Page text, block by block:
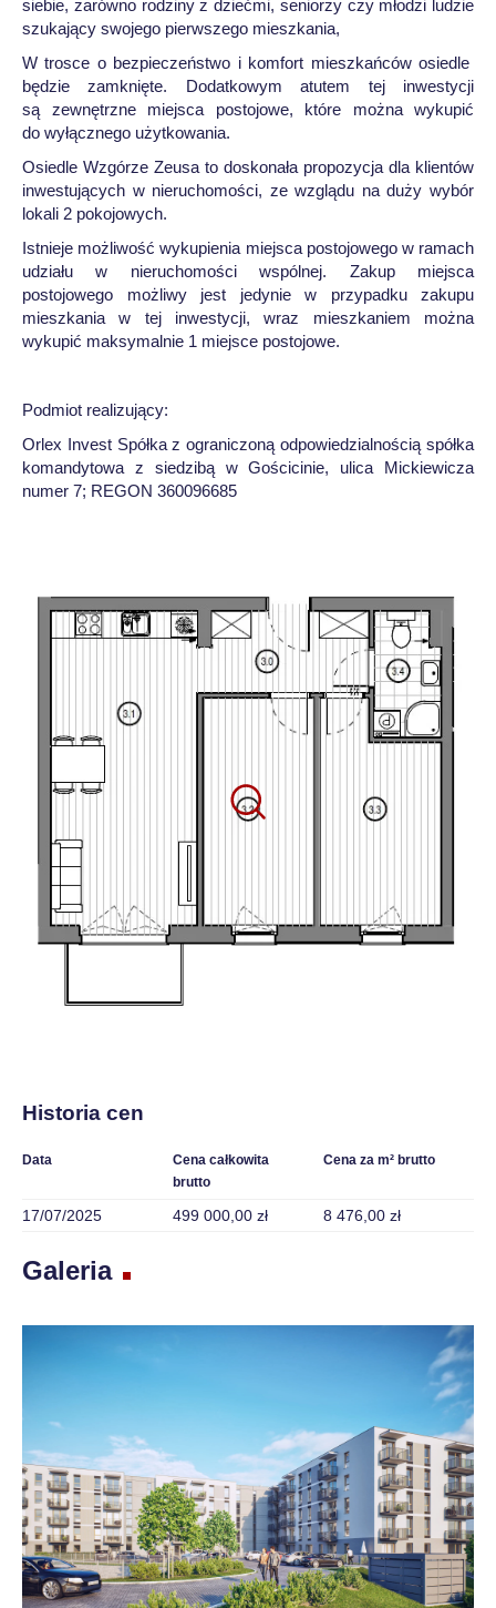
siebie, zarówno rodziny z dziećmi, seniorzy czy młodzi ludzie
szukający swojego pierwszego mieszkania,
W trosce o bezpieczeństwo i komfort mieszkańców osiedle
będzie zamknięte. Dodatkowym atutem tej inwestycji
są zewnętrzne miejsca postojowe, które można wykupić
do wyłącznego użytkowania.
Osiedle Wzgórze Zeusa to doskonała propozycja dla klientów
inwestujących w nieruchomości, ze wzglądu na duży wybór
lokali 2 pokojowych.
Istnieje możliwość wykupienia miejsca postojowego w ramach
udziału w nieruchomości wspólnej. Zakup miejsca
postojowego możliwy jest jedynie w przypadku zakupu
mieszkania w tej inwestycji, wraz mieszkaniem można
wykupić maksymalnie 1 miejsce postojowe.
Podmiot realizujący:
Orlex Invest Spółka z ograniczoną odpowiedzialnością spółka
komandytowa z siedzibą w Gościcinie, ulica Mickiewicza
numer 7; REGON 360096685
Historia cen
Data
Cena całkowita
brutto
Cena za m² brutto
17/07/2025 499 000,00 zł 8 476,00 zł
Galeria